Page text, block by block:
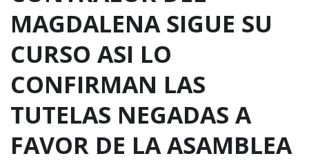
MAGDALENA SIGUE SU
CURSO ASI LO
CONFIRMAN LAS
TUTELAS NEGADAS A
FAVOR DE LA ASAMBLEA